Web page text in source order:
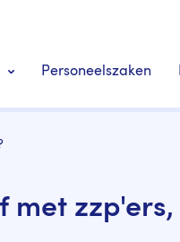
Personeelszaken
met zzp'ers,